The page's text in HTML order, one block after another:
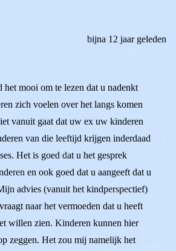
bijna 12 jaar geleden
het mooi om te lezen dat u nadenkt
zich voelen over het langs komen
vanuit gaat dat uw ex uw kinderen
van die leeftijd krijgen inderdaad
Het is goed dat u het gesprek
en ook goed dat u aangeeft dat u
advies (vanuit het kindperspectief)
naar het vermoeden dat u heeft
willen zien. Kinderen kunnen hier
zeggen. Het zou mij namelijk het